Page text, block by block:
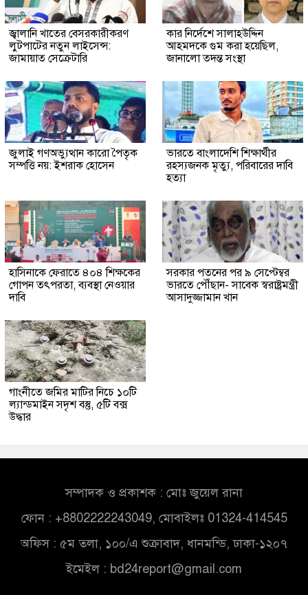
জ্বালানি খাতের বেসরকারীকরণ
লুটপাটের নতুন লাইসেন্স:
জামায়াত সেক্রেটারি
কার নির্দেশে সালাহউদ্দিন
আহমদকে গুম করা হয়েছিল,
জানালো তদন্ত সংস্থা
জুলাই গণঅভ্যুত্থান কারো পৈতৃক
সম্পত্তি নয়: ইশরাক হোসেন
ভারতে বাংলাদেশি শিক্ষার্থীর
রহস্যজনক মৃত্যু, পরিবারের দাবি
হত্যা
হাসিনাকে ফেরাতে ৪০৪ শিক্ষকের
গোপন তৎপরতা, ব্যবস্থা নেওয়ার
দাবি
সরকার পতনের পর ৯ সেপ্টেম্বর
ভারতে পৌঁছান- সাবেক স্বরাষ্ট্রমন্ত্রী
আসাদুজ্জামান খান
গাংনীতে জমির মাটির নিচে ১০টি
ল্যান্ডমাইন সদৃশ বস্তু, ৫টি বক্স
উদ্ধার
সম্পাদক ও প্রকাশক : মোঃ জুয়েল রানা
ফোন : +8802222243049, মোবাইলঃ 01324-414545
অফিস : ৫ম তলা, ১০০/এ শুক্রাবাদ, ধানমন্ডি, ঢাকা-১২০৭
ইমেইল : bd24report@gmail.com